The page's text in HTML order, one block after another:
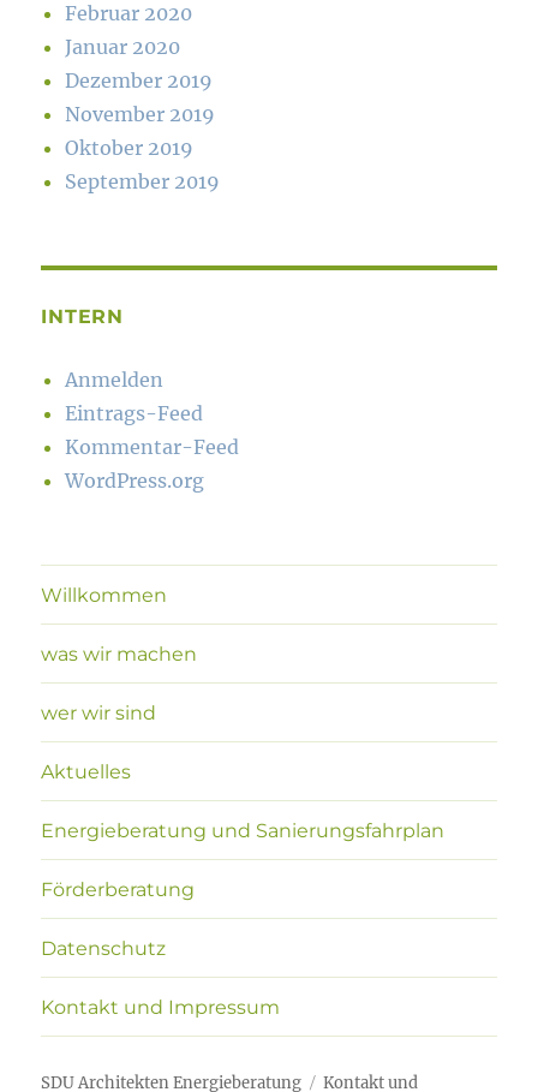
Februar 2020
Januar 2020
Dezember 2019
November 2019
Oktober 2019
September 2019
INTERN
Anmelden
Eintrags-Feed
Kommentar-Feed
WordPress.org
Willkommen
was wir machen
wer wir sind
Aktuelles
Energieberatung und Sanierungsfahrplan
Förderberatung
Datenschutz
Kontakt und Impressum
SDU Architekten Energieberatung Kontakt und